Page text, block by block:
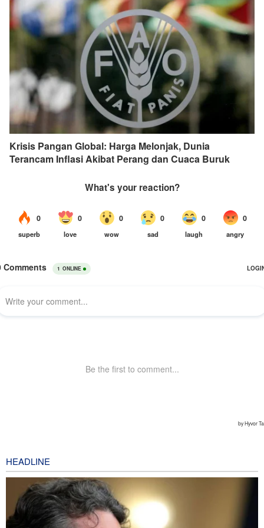
Krisis Pangan Global: Harga Melonjak, Dunia
Terancam Inflasi Akibat Perang dan Cuaca Buruk
HEADLINE